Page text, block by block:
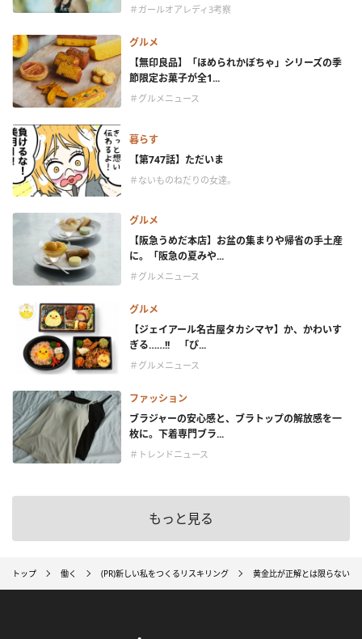
＃ガールオアレディ3考察
グルメ
【無印良品】「ほめられかぼちゃ」シリーズの季
節限定お菓子が全1...
＃グルメニュース
暮らす
【第747話】ただいま
＃ないものねだりの女達。
グルメ
【阪急うめだ本店】お盆の集まりや帰省の手土産
に。「阪急の夏みや...
＃グルメニュース
グルメ
【ジェイアール名古屋タカシマヤ】か、かわいす
ぎる……!! 「ぴ...
＃グルメニュース
ファッション
ブラジャーの安心感と、ブラトップの解放感を一
枚に。下着専門ブラ...
＃トレンドニュース
もっと見る
トップ 働く (PR)新しい私をつくるリスキリング 黄金比が正解とは限らない